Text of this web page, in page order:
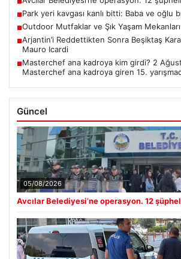
■Park yeri kavgası kanlı bitti: Baba ve oğlu
■Outdoor Mutfaklar ve Şık Yaşam Mekanları
■Arjantin’i Reddettikten Sonra Beşiktaş
Mauro Icardi
■Masterchef ana kadroya kim girdi? 2
Masterchef ana kadroya giren 15.
Güncel
05/08/2026
Avcılar Belediyesi’ne operasyon. 12